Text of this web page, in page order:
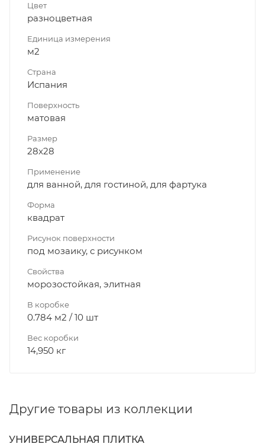
Цвет
разноцветная
Единица измерения
м2
Страна
Испания
Поверхность
матовая
Размер
28x28
Применение
для ванной, для гостиной, для фартука
Форма
квадрат
Рисунок поверхности
под мозаику, с рисунком
Свойства
морозостойкая, элитная
В коробке
0.784 м2 / 10 шт
Вес коробки
14,950 кг
Другие товары из коллекции
УНИВЕРСАЛЬНАЯ ПЛИТКА